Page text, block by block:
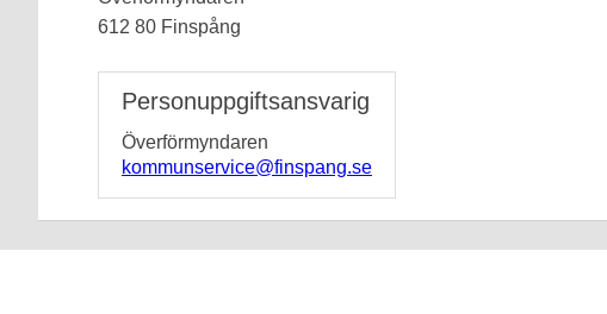
612 80 Finspång
Personuppgiftsansvarig
Överförmyndaren
kommunservice@finspang.se